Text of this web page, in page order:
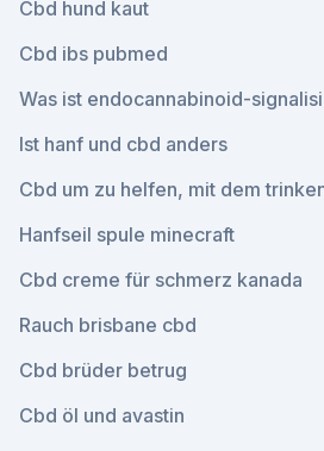
Cbd hund kaut
Cbd ibs pubmed
Was ist endocannabinoid-
Ist hanf und cbd anders
Cbd um zu helfen, mit dem
Hanfseil spule minecraft
Cbd creme für schmerz kanada
Rauch brisbane cbd
Cbd brüder betrug
Cbd öl und avastin